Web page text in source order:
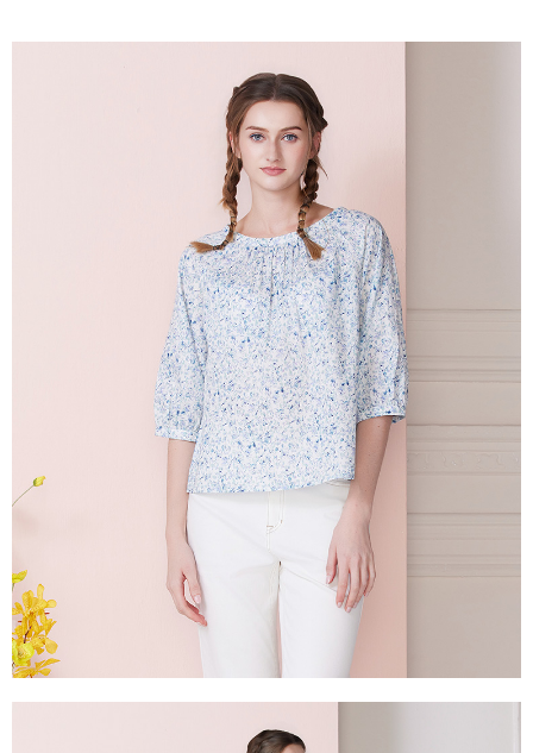
AFTEE先享後付是「在收到商品之後才付款」的支付方式。 讓您購物簡單
１．簡單：不需註冊會員、不需綁卡、不需儲值。
２．便利：只要手機號碼，簡訊認證，即可結帳。
３．安心：先確認商品／服務後，再付款。
【「AFTEE先享後付」結帳流程】
１．於結帳方式選擇「AFTEE先享後付」後，將跳轉至「AFTEE先享後付」
結帳頁面，進行簡訊認證並確認金額後，即可完成結帳。
２．訂單成立數日內，您將收到繳費通知簡訊。
３．收到繳費通知簡訊後14天內，點擊此簡訊中的連結，可透過四大超商／
ATM／網路銀行／等多元方式進行付款，方視為交易完成。
※ 請注意：結帳手續完成當下不需立刻繳費，但若您需要取消訂單，請聯絡
購買商品的店家。未經商家同意取消之訂單仍視為有效，需透過AFTEE先享
後付繳納相關費用。
※ 交易是否成功請以「AFTEE先享後付 」之結帳頁面顯示為準，若有關於
是否繳費成功／繳費後需取消欲退款等相關疑問，請聯繫「AFTEE先享後付
https://netprotections.freshdesk.com/support/home
１．透過由恩沛科技股份有限公司提供之「AFTEE先享後付」服務完成之交
易，需依本服務之必要範圍內提供個人資料，並將交易相關給付款項請求債
權轉讓予恩沛科技股份有限公司。
２．關於個人資料處理事宜，請瀏覽以下網址：
https://aftee.tw/terms/#terms3
３．未成年的使用者請事先徵得法定代理人或監護人之同意方可使用
「AFTEE先享後付」，若未經同意申辦者引起之損失，本公司不負相關責
任。
４．使用「AFTEE先享後付」時，將依據個別帳號之用戶狀況，依本公司即
每筆NT$100，滿NT$2,000(含以上)免運費
每筆NT$100，滿NT$2,000(含以上)免運費
每筆NT$100，滿NT$2,000(含以上)免運費
每筆NT$100，滿NT$2,000(含以上)免運費
每筆NT$100，滿NT$2,000(含以上)免運費
付款後門市自取
免運費
每筆NT$100，滿NT$2,000(含以上)免運費